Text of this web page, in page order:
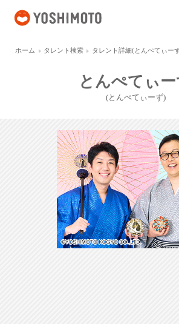
ホーム タレント検索 タレント詳細(とんぺてぃー
とんぺてぃ
(とんぺてぃーず)